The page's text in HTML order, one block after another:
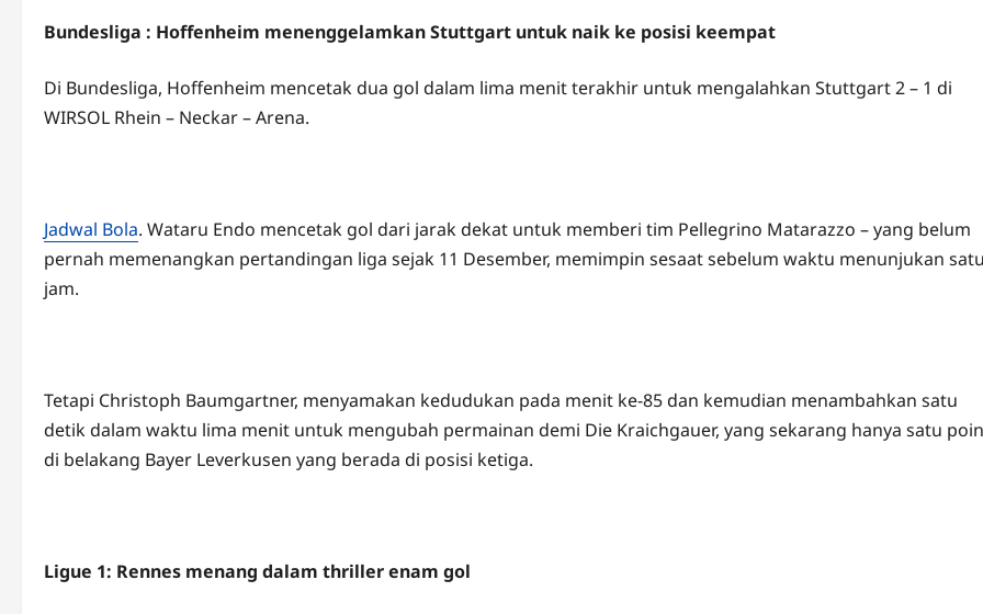
Bundesliga : Hoffenheim menenggelamkan Stuttgart untuk naik ke posisi keempat
Di Bundesliga, Hoffenheim mencetak dua gol dalam lima menit terakhir untuk mengalahkan Stuttgart 2 – 1 di
WIRSOL Rhein – Neckar – Arena.
Jadwal Bola. Wataru Endo mencetak gol dari jarak dekat untuk memberi tim Pellegrino Matarazzo – yang belum
pernah memenangkan pertandingan liga sejak 11 Desember, memimpin sesaat sebelum waktu menunjukan
jam.
Tetapi Christoph Baumgartner, menyamakan kedudukan pada menit ke-85 dan kemudian menambahkan satu
detik dalam waktu lima menit untuk mengubah permainan demi Die Kraichgauer, yang sekarang hanya satu poin
di belakang Bayer Leverkusen yang berada di posisi ketiga.
Ligue 1: Rennes menang dalam thriller enam gol